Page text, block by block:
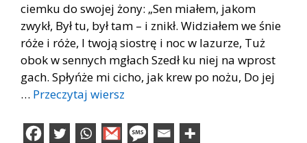
ciemku do swojej żony: „Sen miałem, jakom
zwykł, Był tu, był tam – i znikł. Widziałem we śnie
róże i róże, I twoją siostrę i noc w lazurze, Tuż
obok w sennych mgłach Szedł ku niej na wprost
gach. Spłyńże mi cicho, jak krew po nożu, Do jej
… Przeczytaj wiersz